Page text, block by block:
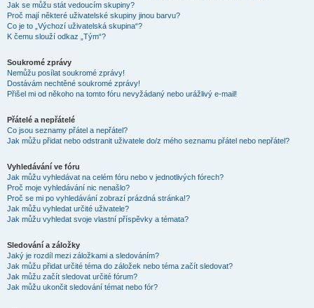
Jak se můžu stát vedoucím skupiny?
Proč mají některé uživatelské skupiny jinou barvu?
Co je to „Výchozí uživatelská skupina“?
K čemu slouží odkaz „Tým“?
Soukromé zprávy
Nemůžu posílat soukromé zprávy!
Dostávám nechtěné soukromé zprávy!
Přišel mi od někoho na tomto fóru nevyžádaný nebo urážlivý e-mail!
Přátelé a nepřátelé
Co jsou seznamy přátel a nepřátel?
Jak můžu přidat nebo odstranit uživatele do/z mého seznamu přátel nebo nepřátel?
Vyhledávání ve fóru
Jak můžu vyhledávat na celém fóru nebo v jednotlivých fórech?
Proč moje vyhledávání nic nenašlo?
Proč se mi po vyhledávání zobrazí prázdná stránka!?
Jak můžu vyhledat určité uživatele?
Jak můžu vyhledat svoje vlastní příspěvky a témata?
Sledování a záložky
Jaký je rozdíl mezi záložkami a sledováním?
Jak můžu přidat určité téma do záložek nebo téma začít sledovat?
Jak můžu začít sledovat určité fórum?
Jak můžu ukončit sledování témat nebo fór?